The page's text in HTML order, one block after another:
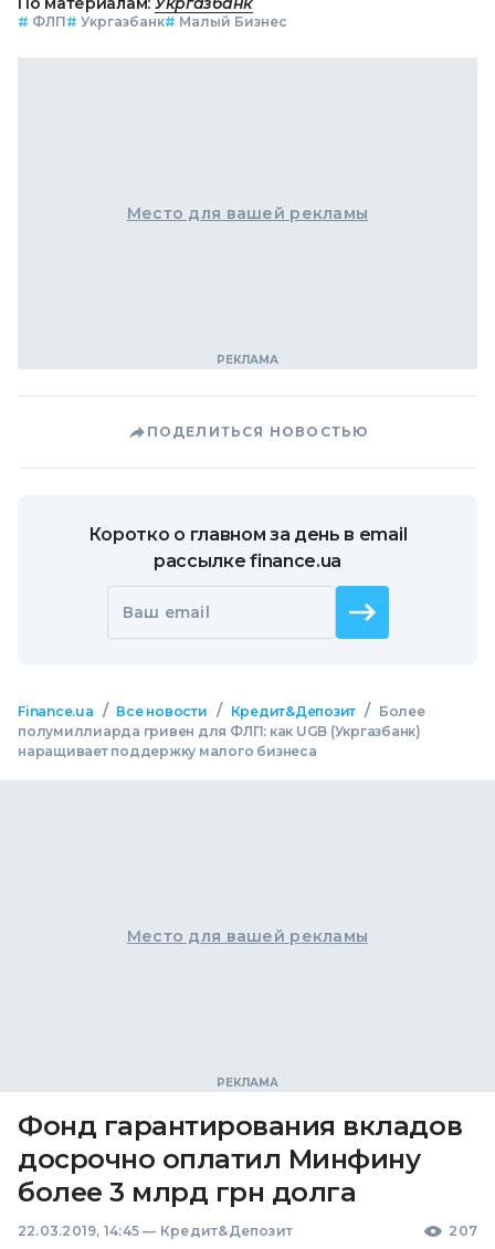
# ФЛП# Укргазбанк# Малый Бизнес
Место для вашей рекламы
ПОДЕЛИТЬСЯ НОВОСТЬЮ
Коротко о главном за день в email
рассылке finance.ua
Ваш email
Finance.ua / Все новости / Кредит&Депозит /
Более
полумиллиарда гривен для ФЛП: как UGB (Укргазбанк)
наращивает поддержку малого бизнеса
Место для вашей рекламы
Фонд гарантирования вкладов
досрочно оплатил Минфину
более 3 млрд грн долга
22.03.2019, 14:45 — Кредит&Депозит 207